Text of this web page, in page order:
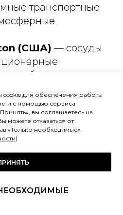
транспортные
(США) — сосуды
лабораторного и
применения.
—
криогенные
1–200 м³;
атмосферные и
в Россию.
(Россия, Самара)—
испарители;
cookie для обеспечения работы
с помощью сервиса
вы соглашаетесь на
можете отказаться от
«Только необходимые».
]